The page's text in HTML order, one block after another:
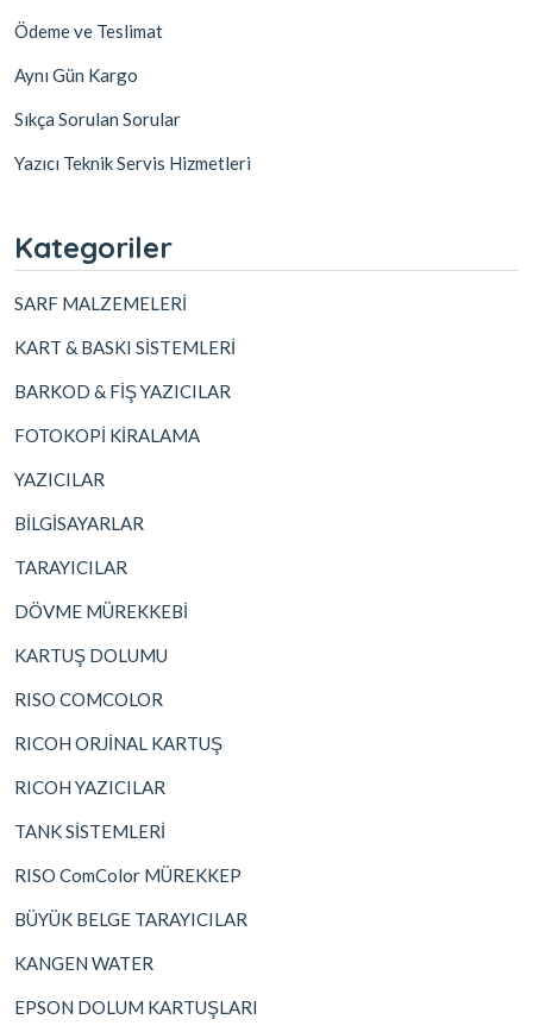
Ödeme ve Teslimat
Aynı Gün Kargo
Sıkça Sorulan Sorular
Yazıcı Teknik Servis Hizmetleri
Kategoriler
SARF MALZEMELERİ
KART & BASKI SİSTEMLERİ
BARKOD & FİŞ YAZICILAR
FOTOKOPİ KİRALAMA
YAZICILAR
BİLGİSAYARLAR
TARAYICILAR
DÖVME MÜREKKEBİ
KARTUŞ DOLUMU
RISO COMCOLOR
RICOH ORJİNAL KARTUŞ
RICOH YAZICILAR
TANK SİSTEMLERİ
RISO ComColor MÜREKKEP
BÜYÜK BELGE TARAYICILAR
KANGEN WATER
EPSON DOLUM KARTUŞLARI